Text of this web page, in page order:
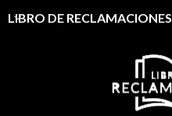
LIBRO DE RECLAMACIONES